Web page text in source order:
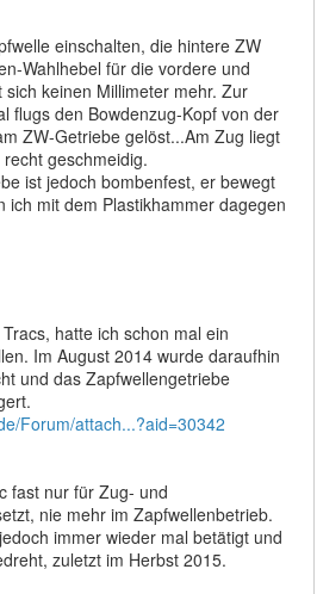
einschalten, die hintere ZW
Wahlhebel für die vordere und
keinen Millimeter mehr. Zur
flugs den Bowdenzug-Kopf von der
ZW-Getriebe gelöst...Am Zug liegt
geschmeidig.
ist jedoch bombenfest, er bewegt
ich mit dem Plastikhammer dagegen
hatte ich schon mal ein
Im August 2014 wurde daraufhin
und das Zapfwellengetriebe
Forum/attach...?aid=30342
fast nur für Zug- und
nie mehr im Zapfwellenbetrieb.
immer wieder mal betätigt und
zuletzt im Herbst 2015.